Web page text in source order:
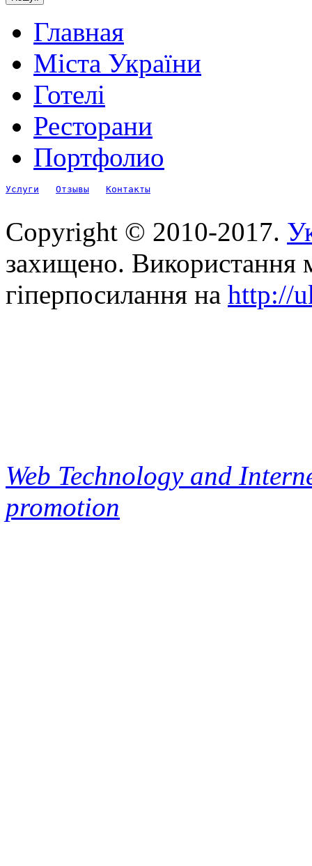
Главная
Міста України
Готелі
Ресторани
Портфолио
Услуги Отзывы Контакты
Copyright © 2010-2017.
захищено. Використання
гіперпосилання на http://
Web Technology and
promotion